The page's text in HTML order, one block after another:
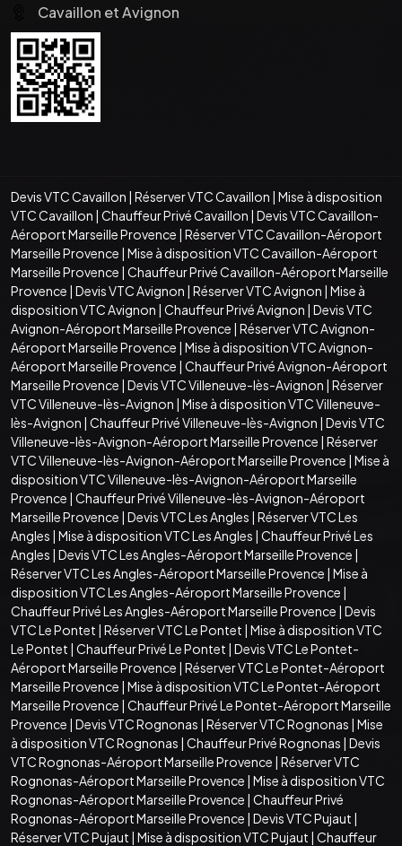
Cavaillon et Avignon
Devis VTC Cavaillon | Réserver VTC Cavaillon | Mise à disposition
VTC Cavaillon | Chauffeur Privé Cavaillon | Devis VTC Cavaillon-
Aéroport Marseille Provence | Réserver VTC Cavaillon-Aéroport
Marseille Provence | Mise à disposition VTC Cavaillon-Aéroport
Marseille Provence | Chauffeur Privé Cavaillon-Aéroport Marseille
Provence | Devis VTC Avignon | Réserver VTC Avignon | Mise à
disposition VTC Avignon | Chauffeur Privé Avignon | Devis VTC
Avignon-Aéroport Marseille Provence | Réserver VTC Avignon-
Aéroport Marseille Provence | Mise à disposition VTC Avignon-
Aéroport Marseille Provence | Chauffeur Privé Avignon-Aéroport
Marseille Provence | Devis VTC Villeneuve-lès-Avignon | Réserver
VTC Villeneuve-lès-Avignon | Mise à disposition VTC Villeneuve-
lès-Avignon | Chauffeur Privé Villeneuve-lès-Avignon | Devis VTC
Villeneuve-lès-Avignon-Aéroport Marseille Provence | Réserver
VTC Villeneuve-lès-Avignon-Aéroport Marseille Provence | Mise à
disposition VTC Villeneuve-lès-Avignon-Aéroport Marseille
Provence | Chauffeur Privé Villeneuve-lès-Avignon-Aéroport
Marseille Provence | Devis VTC Les Angles | Réserver VTC Les
Angles | Mise à disposition VTC Les Angles | Chauffeur Privé Les
Angles | Devis VTC Les Angles-Aéroport Marseille Provence |
Réserver VTC Les Angles-Aéroport Marseille Provence | Mise à
disposition VTC Les Angles-Aéroport Marseille Provence |
Chauffeur Privé Les Angles-Aéroport Marseille Provence | Devis
VTC Le Pontet | Réserver VTC Le Pontet | Mise à disposition VTC
Le Pontet | Chauffeur Privé Le Pontet | Devis VTC Le Pontet-
Aéroport Marseille Provence | Réserver VTC Le Pontet-Aéroport
Marseille Provence | Mise à disposition VTC Le Pontet-Aéroport
Marseille Provence | Chauffeur Privé Le Pontet-Aéroport Marseille
Provence | Devis VTC Rognonas | Réserver VTC Rognonas | Mise
à disposition VTC Rognonas | Chauffeur Privé Rognonas | Devis
VTC Rognonas-Aéroport Marseille Provence | Réserver VTC
Rognonas-Aéroport Marseille Provence | Mise à disposition VTC
Rognonas-Aéroport Marseille Provence | Chauffeur Privé
Rognonas-Aéroport Marseille Provence | Devis VTC Pujaut |
Réserver VTC Pujaut | Mise à disposition VTC Pujaut | Chauffeur